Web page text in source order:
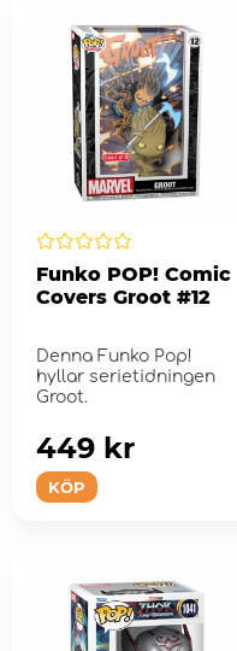
Funko POP! Comic
Covers Groot #12
Denna Funko Pop!
hyllar serietidningen
Groot.
KÖP
449 kr